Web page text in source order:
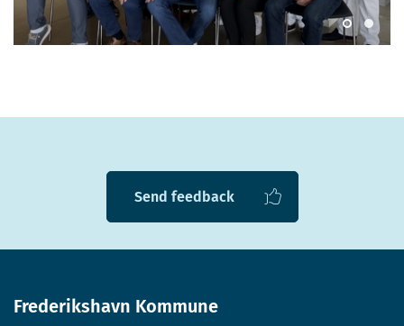
Send feedback
Frederikshavn Kommune